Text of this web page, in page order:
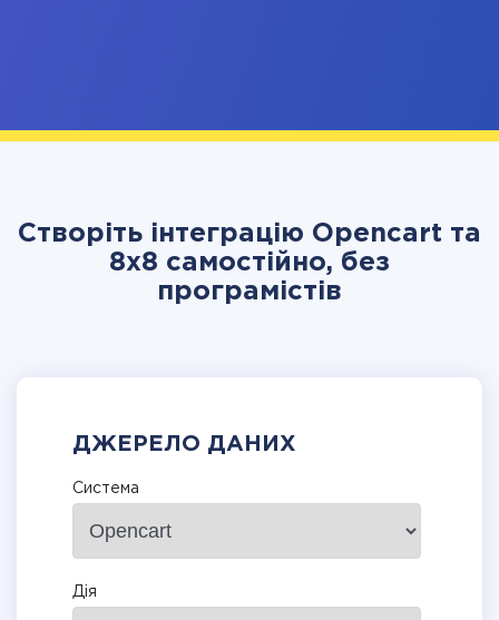
Створіть інтеграцію Opencart та
8x8 самостійно, без
програмістів
ДЖЕРЕЛО ДАНИХ
Система
Дія